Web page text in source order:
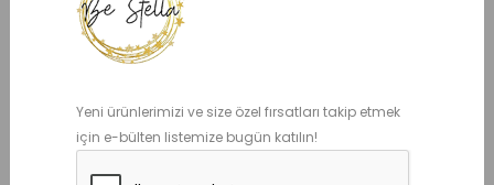
Yeni ürünlerimizi ve size özel fırsatları takip etmek
için e-bülten listemize bugün katılın!